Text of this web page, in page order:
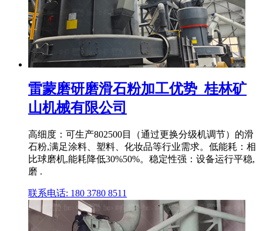
雷蒙磨研磨滑石粉加工优势_桂林矿
山机械有限公司
高细度：可生产802500目（通过更换分级机调节）的滑
石粉,满足涂料、塑料、化妆品等行业需求。低能耗：相
比球磨机,能耗降低30%50%。稳定性强：设备运行平稳,
磨 .
联系电话: 180 3780 8511